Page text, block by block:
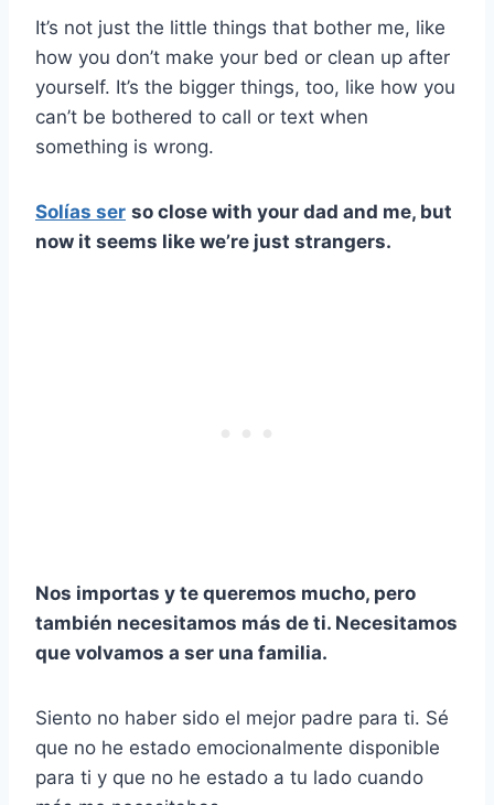
It’s not just the little things that bother me, like
how you don’t make your bed or clean up after
yourself. It’s the bigger things, too, like how you
can’t be bothered to call or text when
something is wrong.
Solías ser so close with your dad and me, but
now it seems like we’re just strangers.
Nos importas y te queremos mucho, pero
también necesitamos más de ti. Necesitamos
que volvamos a ser una familia.
Siento no haber sido el mejor padre para ti. Sé
que no he estado emocionalmente disponible
para ti y que no he estado a tu lado cuando